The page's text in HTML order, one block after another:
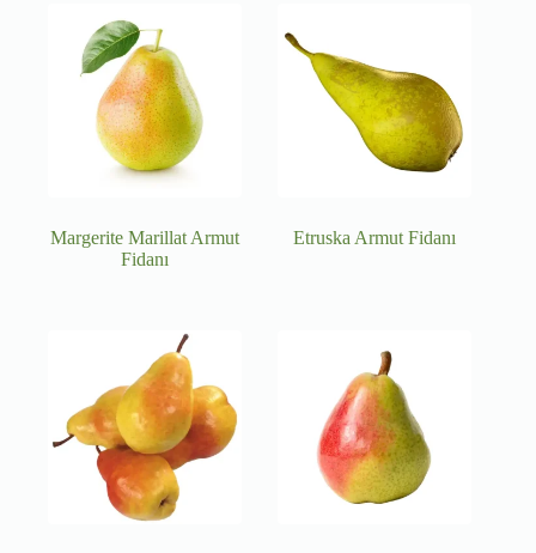
Margerite Marillat Armut
Fidanı
Etruska Armut Fidanı